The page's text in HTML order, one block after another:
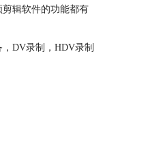
辑软件的功能都有
DV录制，HDV录制